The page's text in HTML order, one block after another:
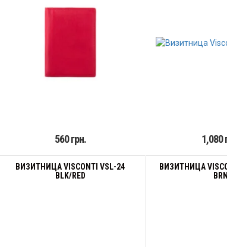
560 грн. 1,080
ВИЗИТНИЦА VISCONTI VSL-24
BLK/RED
ВИЗИТНИЦА
BRN